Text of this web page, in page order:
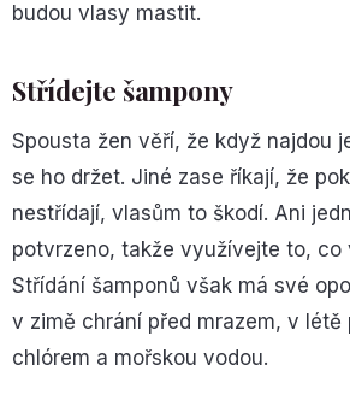
budou vlasy mastit.
Střídejte šampony
Spousta žen věří, že když najdou
se ho držet. Jiné zase říkají, že
nestřídají, vlasům to škodí. Ani
potvrzeno, takže využívejte to, co
Střídání šamponů však má své
v zimě chrání před mrazem, v létě
chlórem a mořskou vodou.